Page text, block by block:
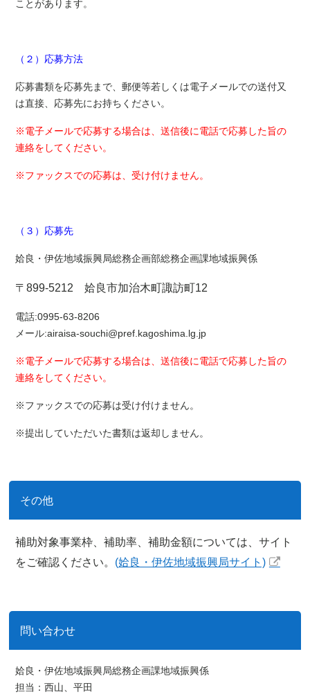
ことがあります。
（２）応募方法
応募書類を応募先まで、郵便等若しくは電子メールでの送付又
は直接、応募先にお持ちください。
※電子メールで応募する場合は、送信後に電話で応募した旨の
連絡をしてください。
※ファックスでの応募は、受け付けません。
（３）応募先
姶良・伊佐地域振興局総務企画部総務企画課地域振興係
〒899-5212 姶良市加治木町諏訪町12
電話:0995-63-8206
メール:airaisa-souchi@pref.kagoshima.lg.jp
※電子メールで応募する場合は、送信後に電話で応募した旨の
連絡をしてください。
※ファックスでの応募は受け付けません。
※提出していただいた書類は返却しません。
その他
補助対象事業枠、補助率、補助金額については、サイト
をご確認ください。 (姶良・伊佐地域振興局サイト)
問い合わせ
姶良・伊佐地域振興局総務企画課地域振興係
担当：西山、平田